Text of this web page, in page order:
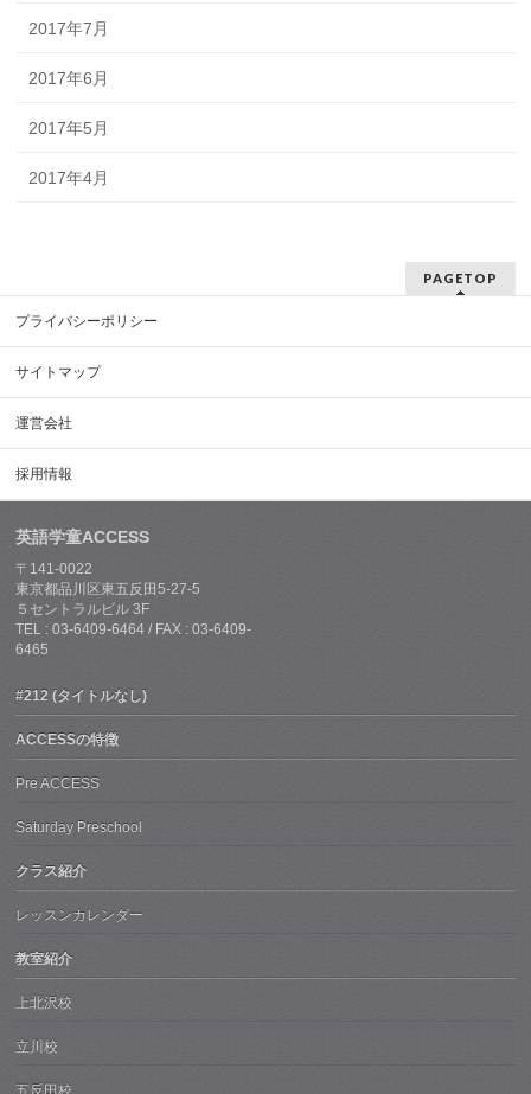
2017年7月
2017年6月
2017年5月
2017年4月
PAGETOP
プライバシーポリシー
サイトマップ
運営会社
採用情報
英語学童ACCESS
〒141-0022
東京都品川区東五反田5-27-5
５セントラルビル 3F
TEL : 03-6409-6464 / FAX : 03-6409-
6465
#212 (タイトルなし)
ACCESSの特徴
Pre ACCESS
Saturday Preschool
クラス紹介
レッスンカレンダー
教室紹介
上北沢校
立川校
五反田校